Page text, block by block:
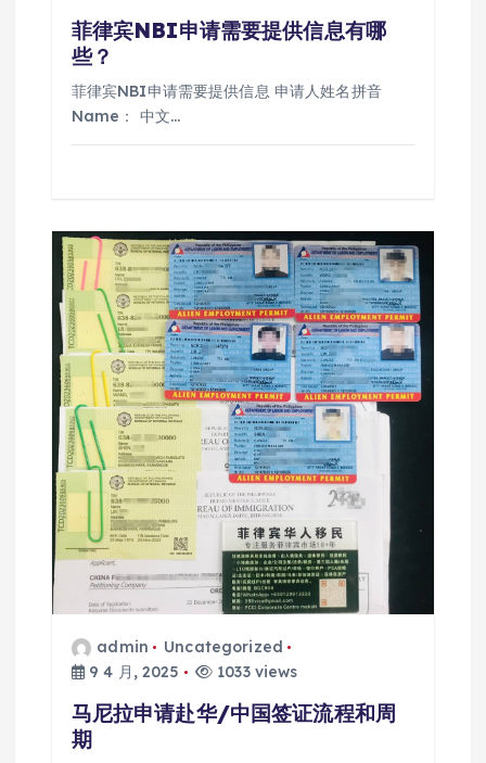
菲律宾NBI申请需要提供信息有哪
些？
菲律宾NBI申请需要提供信息 申请人姓名拼音
Name： 中文…
admin
Uncategorized
9 4 月, 2025
1033 views
马尼拉申请赴华/中国签证流程和周
期